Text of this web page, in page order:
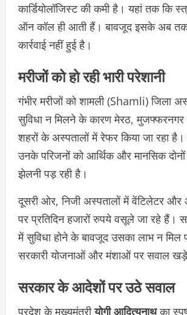
कार्डियोलॉजिस्ट की कमी है। यहां तक कि
ऑन कॉल ही आती हैं। बावजूद इसके अब
कार्रवाई नहीं हुई है।
मरीजों को हो रही भारी परेशानी
गंभीर मरीजों कोशामली (Shamli) जिला
सुविधा न मिलने के कारण मेरठ,
शहरों के अस्पतालों में रेफर किया जा रहा
उनके परिजनों को आर्थिक और मानसिक दोनों
झेलनी पड़ रही है।
दूसरी ओर, निजी अस्पतालों में वेंटिलेटर
पर प्रतिदिन हजारों रुपये वसूले जा रहे हैं।
में सुविधा होने के बावजूद उसका लाभ न मिल
सरकारी योजनाओं और मंशाओं पर सवाल
सरकार के आदेशों पर उठे सवाल
प्रदेश के मुख्यमंत्रीयोगी आदित्यनाथका